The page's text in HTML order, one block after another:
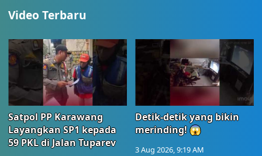
Video Terbaru
Satpol PP Karawang
Layangkan SP1 kepada
59 PKL di Jalan Tuparev
Detik-detik yang bikin
merinding! 😱
3 Aug 2026, 9:19 AM